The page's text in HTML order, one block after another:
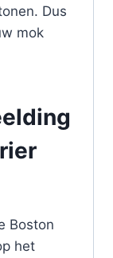
Dus
mok
Boston
het